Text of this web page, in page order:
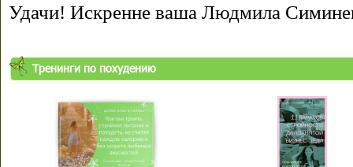
Удачи! Искренне ваша Людмила
Тренинги по похудению